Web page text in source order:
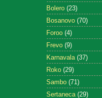
Bolero (23)
Bosanovo (70)
Foroo (4)
Frevo (9)
Karnavala (37)
Roko (29)
Sambo (71)
Sertaneca (29)